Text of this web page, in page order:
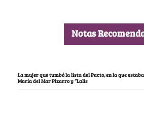
Notas
La mujer que tumbó la lista del Pacto, en la que
María del Mar Pizarro y “Lalis